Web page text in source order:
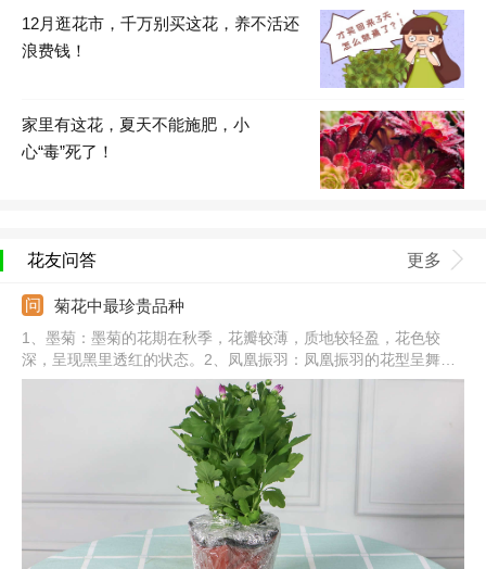
12月逛花市，千万别买这花，养不活还
浪费钱！
家里有这花，夏天不能施肥，小
心“毒”死了！
花友问答 更多
菊花中最珍贵品种
1、墨菊：墨菊的花期在秋季，花瓣较薄，质地较轻盈，花色较
深，呈现黑里透红的状态。2、凤凰振羽：凤凰振羽的花型呈舞环
形，花朵盛开时，就像往四周伸展一样。3、绿牡丹：绿牡丹的花
色为青绿色，如同是玉石一样，花冠微微呈扁球状。4、其他：还
有十丈垂帘、雪珠红梅、红衣绿裳、绿云、帅旗、鬃掸佛尘、西湖